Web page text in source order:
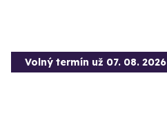
Volný termín už 07. 08. 2026